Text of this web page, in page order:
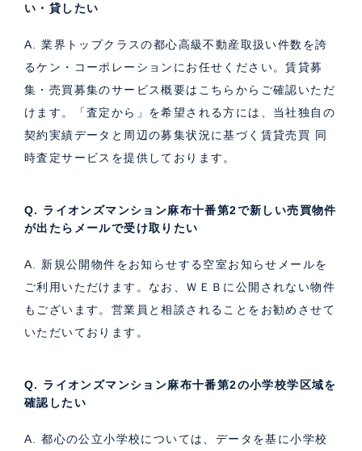
い・貸したい
A. 業界トップクラスの都心高級不動産取扱い件数を誇
るケン・コーポレーションにお任せください。賃貸募
集・売買募集のサービス概要はこちら からご確認いただ
けます。「査定から」を希望される方には、当社独自の
契約実績データと周辺の募集状況に基づく 賃貸売買 同
時査定サービス を提供しております。
Q. ライオンズマンション麻布十番第2で新しい売買物件
が出たらメールで受け取りたい
A. 新規公開物件をお知らせする空室お知らせメールを
ご利用いただけます。なお、ＷＥＢに公開されない物件
もございます。営業員と相談されることをお勧めさせて
いただいております。
Q. ライオンズマンション麻布十番第2の小学校学区域を
確認したい
A. 都心の公立小学校については、データを基に小学校